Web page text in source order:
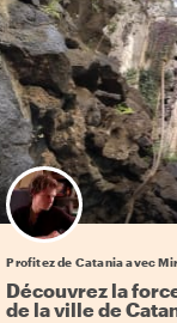
Profitez de Catania avec
Découvrez la
de la ville de